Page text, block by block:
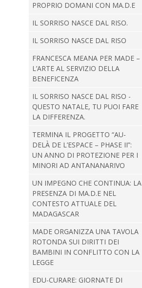
PROPRIO DOMANI CON MA.D.E
IL SORRISO NASCE DAL RISO.
IL SORRISO NASCE DAL RISO
FRANCESCA MEANA PER MADE –
L’ARTE AL SERVIZIO DELLA
BENEFICENZA
IL SORRISO NASCE DAL RISO -
QUESTO NATALE, TU PUOI FARE
LA DIFFERENZA.
TERMINA IL PROGETTO “AU-
DELÀ DE L’ESPACE – PHASE II”:
UN ANNO DI PROTEZIONE PER I
MINORI AD ANTANANARIVO
UN IMPEGNO CHE CONTINUA: LA
PRESENZA DI MA.D.E NEL
CONTESTO ATTUALE DEL
MADAGASCAR
MADE ORGANIZZA UNA TAVOLA
ROTONDA SUI DIRITTI DEI
BAMBINI IN CONFLITTO CON LA
LEGGE
EDU-CURARE: GIORNATE DI